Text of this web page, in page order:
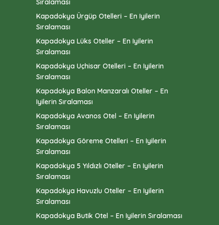
Sıralaması
Kapadokya Ürgüp Otelleri – En Iyilerin
Sıralaması
Kapadokya Lüks Oteller – En Iyilerin
Sıralaması
Kapadokya Uçhisar Otelleri – En Iyilerin
Sıralaması
Kapadokya Balon Manzaralı Oteller – En
Iyilerin Sıralaması
Kapadokya Avanos Otel – En Iyilerin
Sıralaması
Kapadokya Göreme Otelleri – En Iyilerin
Sıralaması
Kapadokya 5 Yıldızlı Oteller – En Iyilerin
Sıralaması
Kapadokya Havuzlu Oteller – En Iyilerin
Sıralaması
Kapadokya Butik Otel – En Iyilerin Sıralaması